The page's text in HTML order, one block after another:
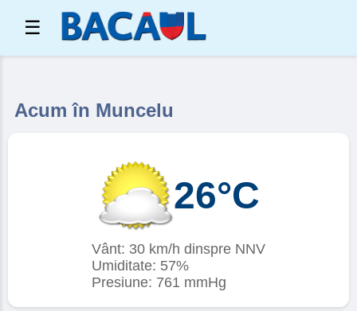
☰
Acum în Muncelu
26°C
Vânt: 30 km/h dinspre NNV
Umiditate: 57%
Presiune: 761 mmHg